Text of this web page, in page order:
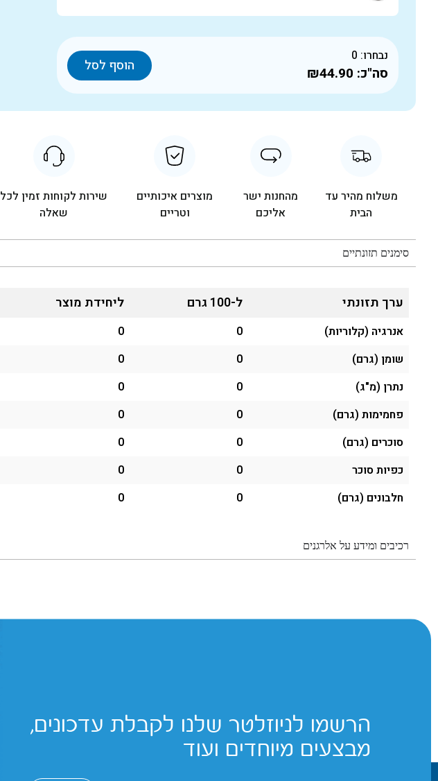
נבחרו: 0
סה"כ: ₪44.90 הוסף לסל
משלוח מהיר עד
הבית
מהחנות ישר
אליכם
מוצרים איכותיים
וטריים
שירות לקוחות זמין לכל
שאלה
סימנים תזונתיים
ערך תזונתי ל-100 גרם ליחידת מוצר
אנרגיה (קלוריות) 0
0
שומן (גרם)
0
0
נתרן (מ"ג)
0
0
פחמימות (גרם)
0
0
סוכרים (גרם)
0
0
כפיות סוכר
0
0
חלבונים (גרם)
0
0
רכיבים ומידע על אלרגנים
הרשמו לניוזלטר שלנו לקבלת עדכונים,
מבצעים מיוחדים ועוד